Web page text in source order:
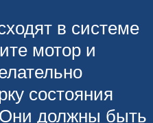
в системе
мотор и
состояния
должны быть